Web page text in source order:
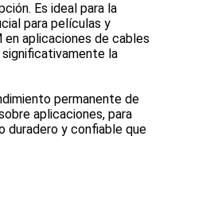
Es ideal para la
para películas y
aplicaciones de cables
significativamente la
permanente de
aplicaciones, para
duradero y confiable que